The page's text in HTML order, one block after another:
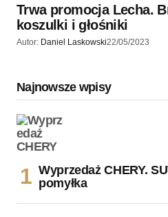
Trwa promocja Lecha.
koszulki i głośniki
Autor: Daniel Laskowski22/05/2023
Najnowsze wpisy
Wyprzedaż CHERY.
pomyłka